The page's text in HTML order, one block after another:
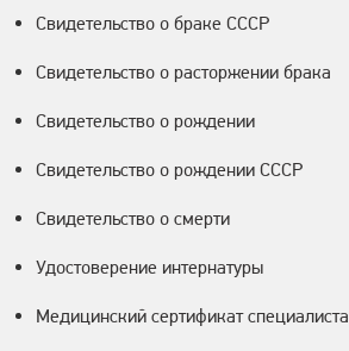
Свидетельство о браке СССР
Свидетельство о расторжении брака
Свидетельство о рождении
Свидетельство о рождении СССР
Свидетельство о смерти
Удостоверение интернатуры
Медицинский сертификат специалиста